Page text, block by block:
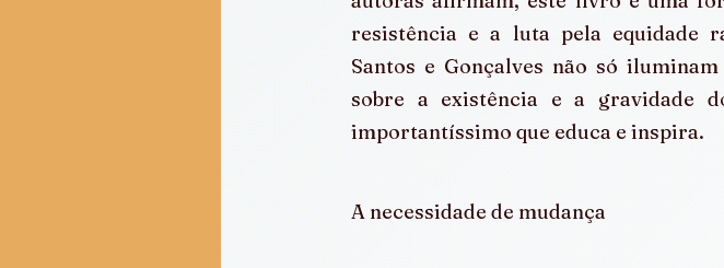
resistência e a luta pela equidade
Santos e Gonçalves não só
sobre a existência e a gravidade
importantíssimo que educa e inspira.
A necessidade de mudança